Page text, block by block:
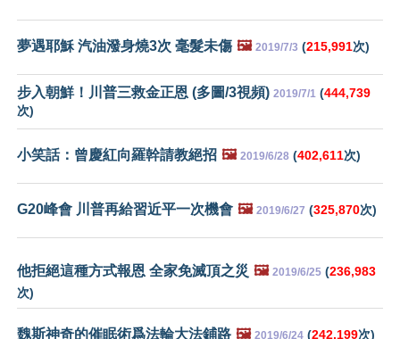
夢遇耶穌 汽油潑身燒3次 毫髮未傷 🖼️ 2019/7/3 (215,991次)
步入朝鮮！川普三救金正恩 (多圖/3視頻) 2019/7/1 (444,739
次)
小笑話：曾慶紅向羅幹請教絕招 🖼️ 2019/6/28 (402,611次)
G20峰會 川普再給習近平一次機會 🖼️ 2019/6/27 (325,870次)
他拒絕這種方式報恩 全家免滅頂之災 🖼️ 2019/6/25 (236,983
次)
魏斯神奇的催眠術爲法輪大法鋪路 🖼️ 2019/6/24 (242,199次)